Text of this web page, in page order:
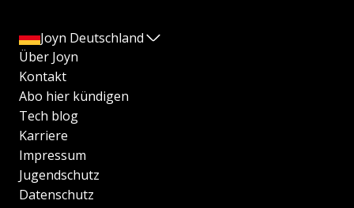
Joyn Deutschland
Über Joyn
Kontakt
Abo hier kündigen
Tech blog
Karriere
Impressum
Jugendschutz
Datenschutz